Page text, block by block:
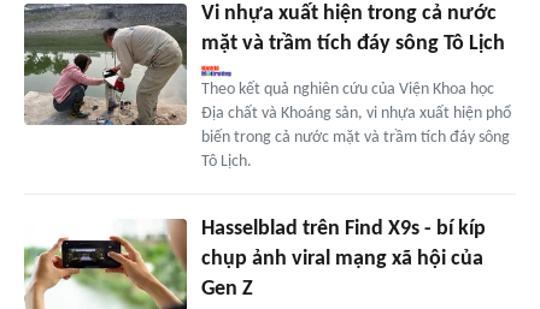
Vi nhựa xuất hiện trong cả nước
mặt và trầm tích đáy sông Tô Lịch
Theo kết quả nghiên cứu của Viện Khoa học
Địa chất và Khoáng sản, vi nhựa xuất hiện phổ
biến trong cả nước mặt và trầm tích đáy sông
Tô Lịch.
Hasselblad trên Find X9s - bí kíp
chụp ảnh viral mạng xã hội của
Gen Z